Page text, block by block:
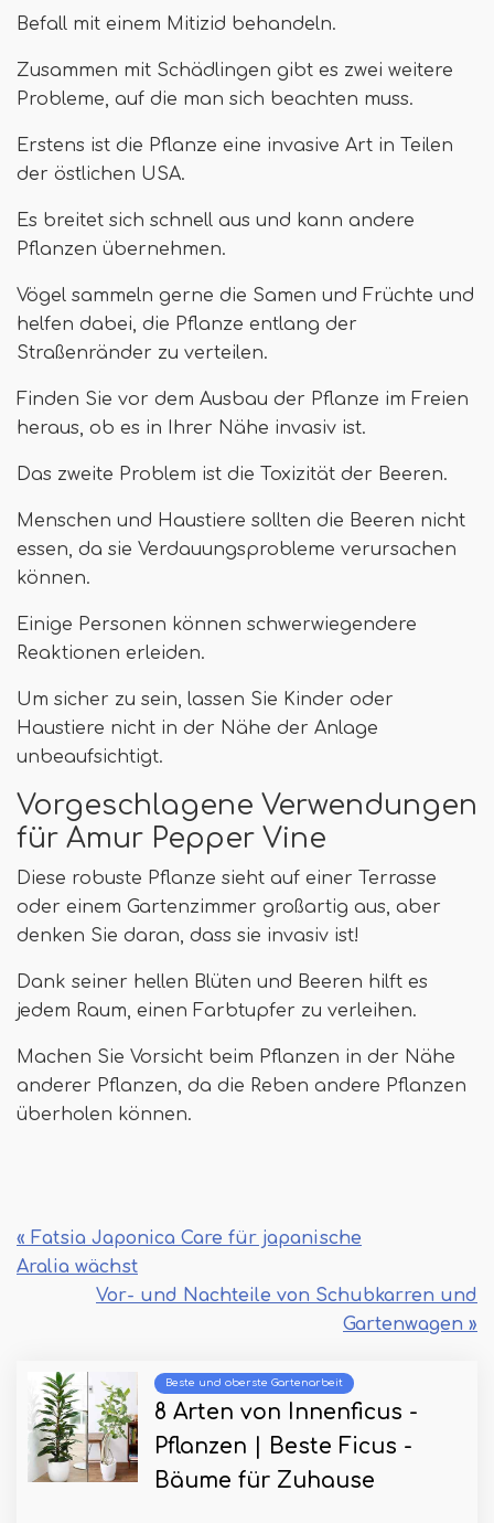
Befall mit einem Mitizid behandeln.
Zusammen mit Schädlingen gibt es zwei weitere
Probleme, auf die man sich beachten muss.
Erstens ist die Pflanze eine invasive Art in Teilen
der östlichen USA.
Es breitet sich schnell aus und kann andere
Pflanzen übernehmen.
Vögel sammeln gerne die Samen und Früchte und
helfen dabei, die Pflanze entlang der
Straßenränder zu verteilen.
Finden Sie vor dem Ausbau der Pflanze im Freien
heraus, ob es in Ihrer Nähe invasiv ist.
Das zweite Problem ist die Toxizität der Beeren.
Menschen und Haustiere sollten die Beeren nicht
essen, da sie Verdauungsprobleme verursachen
können.
Einige Personen können schwerwiegendere
Reaktionen erleiden.
Um sicher zu sein, lassen Sie Kinder oder
Haustiere nicht in der Nähe der Anlage
unbeaufsichtigt.
Vorgeschlagene Verwendungen
für Amur Pepper Vine
Diese robuste Pflanze sieht auf einer Terrasse
oder einem Gartenzimmer großartig aus, aber
denken Sie daran, dass sie invasiv ist!
Dank seiner hellen Blüten und Beeren hilft es
jedem Raum, einen Farbtupfer zu verleihen.
Machen Sie Vorsicht beim Pflanzen in der Nähe
anderer Pflanzen, da die Reben andere Pflanzen
überholen können.
« Fatsia Japonica Care für japanische
Aralia wächst
Vor- und Nachteile von Schubkarren und
Gartenwagen »
Beste und oberste Gartenarbeit
8 Arten von Innenficus -
Pflanzen | Beste Ficus -
Bäume für Zuhause